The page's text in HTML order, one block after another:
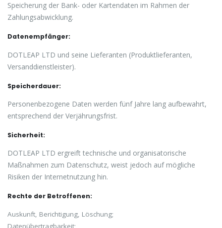
Speicherung der Bank- oder Kartendaten im Rahmen der
Zahlungsabwicklung.
Datenempfänger:
DOTLEAP LTD und seine Lieferanten (Produktlieferanten,
Versanddienstleister).
Speicherdauer:
Personenbezogene Daten werden fünf Jahre lang aufbewahrt,
entsprechend der Verjährungsfrist.
Sicherheit:
DOTLEAP LTD ergreift technische und organisatorische
Maßnahmen zum Datenschutz, weist jedoch auf mögliche
Risiken der Internetnutzung hin.
Rechte der Betroffenen:
Auskunft, Berichtigung, Löschung;
Datenübertragbarkeit;